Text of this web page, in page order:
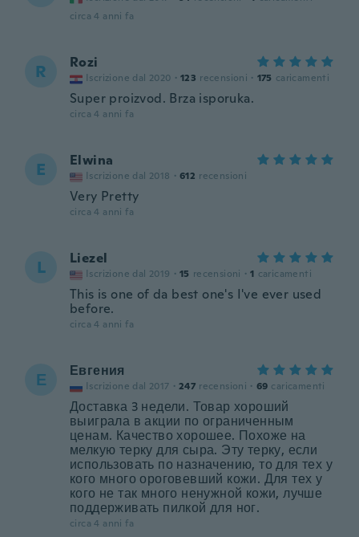
circa 4 anni fa
R Rozi
Iscrizione dal 2020 · 123 recensioni · 175 caricamenti
Super proizvod. Brza isporuka.
circa 4 anni fa
E Elwina
Iscrizione dal 2018 · 612 recensioni
Very Pretty
circa 4 anni fa
L Liezel
Iscrizione dal 2019 · 15 recensioni · 1 caricamenti
This is one of da best one's I've ever used
before.
circa 4 anni fa
Е Евгения
Iscrizione dal 2017 · 247 recensioni · 69 caricamenti
Доставка 3 недели. Товар хороший
выиграла в акции по ограниченным
ценам. Качество хорошее. Похоже на
мелкую терку для сыра. Эту терку, если
использовать по назначению, то для тех у
кого много ороговевший кожи. Для тех у
кого не так много ненужной кожи, лучше
поддерживать пилкой для ног.
circa 4 anni fa